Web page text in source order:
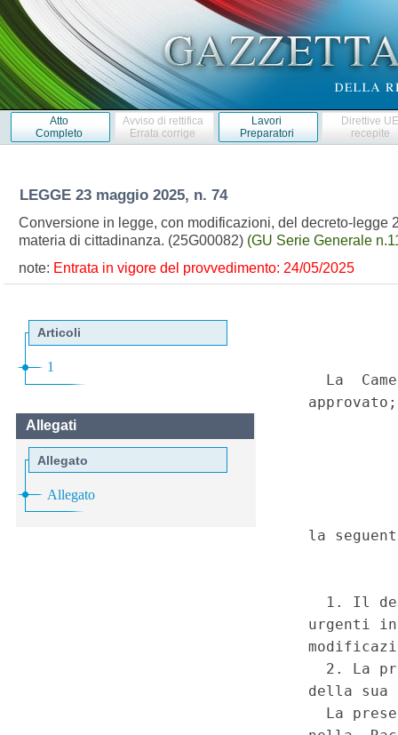
Atto
Completo
Avviso di rettifica
Errata corrige
Lavori
Preparatori
Direttive
recepite
LEGGE 23 maggio 2025, n. 74
Conversione in legge, con modificazioni, del decreto-legge
materia di cittadinanza. (25G00082) (GU Serie Generale
note: Entrata in vigore del provvedimento: 24/05/2025